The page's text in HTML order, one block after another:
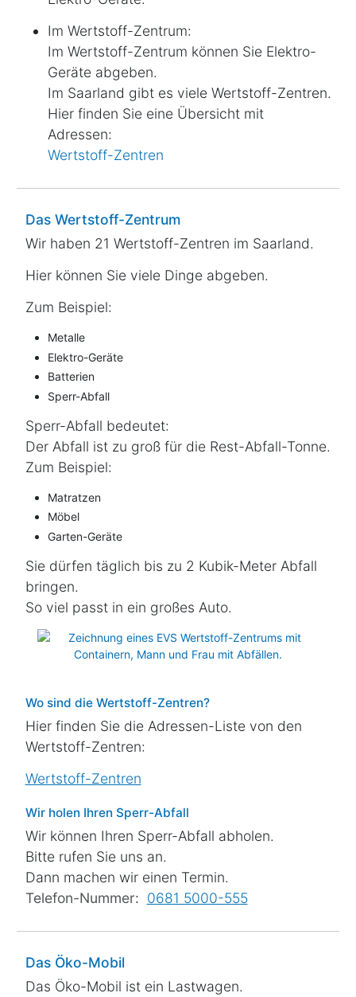
Im Wertstoff-Zentrum:
Im Wertstoff-Zentrum können Sie Elektro-
Geräte abgeben.
Im Saarland gibt es viele Wertstoff-Zentren.
Hier finden Sie eine Übersicht mit
Adressen:
Wertstoff-Zentren
Das Wertstoff-Zentrum
Wir haben 21 Wertstoff-Zentren im Saarland.
Hier können Sie viele Dinge abgeben.
Zum Beispiel:
Metalle
Elektro-Geräte
Batterien
Sperr-Abfall
Sperr-Abfall bedeutet:
Der Abfall ist zu groß für die Rest-Abfall-Tonne.
Zum Beispiel:
Matratzen
Möbel
Garten-Geräte
Sie dürfen täglich bis zu 2 Kubik-Meter Abfall
bringen.
So viel passt in ein großes Auto.
Wo sind die Wertstoff-Zentren?
Hier finden Sie die Adressen-Liste von den
Wertstoff-Zentren:
Wertstoff-Zentren
Wir holen Ihren Sperr-Abfall
Wir können Ihren Sperr-Abfall abholen.
Bitte rufen Sie uns an.
Dann machen wir einen Termin.
Telefon-Nummer: 0681 5000-555
Das Öko-Mobil
Das Öko-Mobil ist ein Lastwagen.